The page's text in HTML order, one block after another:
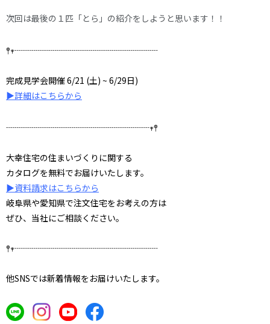
次回は最後の１匹「とら」の紹介をしようと思います！！
𖤣𖥧┈┈┈┈┈┈┈┈┈┈┈┈┈┈┈┈┈
完成見学会開催 6/21 (土) ~ 6/29日)
▶詳細はこちらから
┈┈┈┈┈┈┈┈┈┈┈┈┈┈┈┈┈𖥧𖤣
大幸住宅の住まいづくりに関する
カタログを無料でお届けいたします。
▶資料請求はこちらから
岐阜県や愛知県で注文住宅をお考えの方は
ぜひ、当社にご相談ください。
𖤣𖥧┈┈┈┈┈┈┈┈┈┈┈┈┈┈┈┈┈
他SNSでは新着情報をお届けいたします。